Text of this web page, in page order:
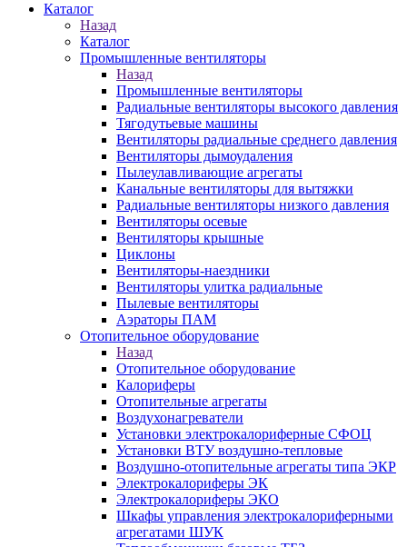
Каталог
Назад
Каталог
Промышленные вентиляторы
Назад
Промышленные вентиляторы
Радиальные вентиляторы высокого давления
Тягодутьевые машины
Вентиляторы радиальные среднего давления
Вентиляторы дымоудаления
Пылеулавливающие агрегаты
Канальные вентиляторы для вытяжки
Радиальные вентиляторы низкого давления
Вентиляторы осевые
Вентиляторы крышные
Циклоны
Вентиляторы-наездники
Вентиляторы улитка радиальные
Пылевые вентиляторы
Аэраторы ПАМ
Отопительное оборудование
Назад
Отопительное оборудование
Калориферы
Отопительные агрегаты
Воздухонагреватели
Установки электрокалориферные СФОЦ
Установки ВТУ воздушно-тепловые
Воздушно-отопительные агрегаты типа ЭКР
Электрокалориферы ЭК
Электрокалориферы ЭКО
Шкафы управления электрокалориферными
агрегатами ШУК